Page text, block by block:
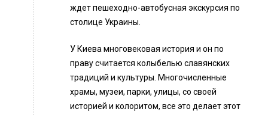
ждет пешеходно-автобусная экскурсия по
столице Украины.
У Киева многовековая история и он по
праву считается колыбелью славянских
традиций и культуры. Многочисленные
храмы, музеи, парки, улицы, со своей
историей и колоритом, все это делает этот